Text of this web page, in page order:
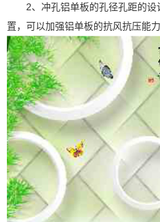
2、冲孔铝单板的孔径孔距的
置，可以加强铝单板的抗风抗压能